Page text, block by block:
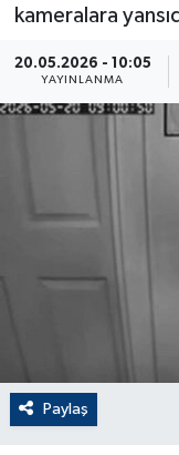
kameralara
20.05.2026 - 10:05
YAYINLANMA
Paylaş
Advertising
Canlı Maç
English News
Haber Arşivi